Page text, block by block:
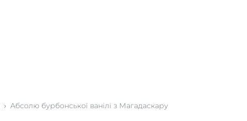
› Абсолю бурбонської ванілі з Магадаскару